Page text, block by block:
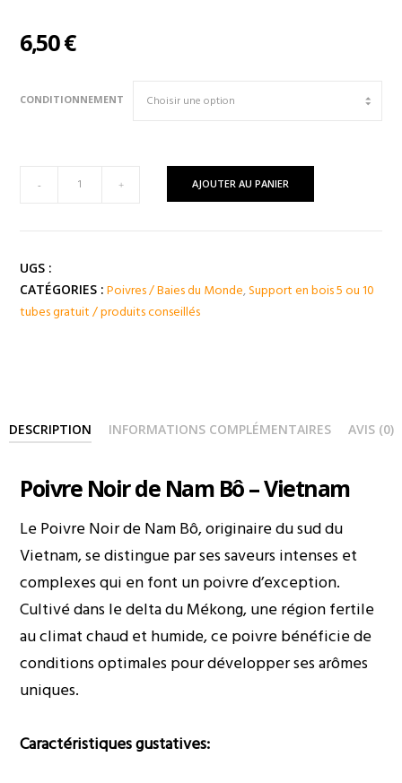
6,50€
CONDITIONNEMENT
de
Nam
Bô
- + AJOUTER AU PANIER
UGS :
CATÉGORIES : Poivres / Baies du Monde,Support en bois 5 ou 10
tubes gratuit / produits conseillés
DESCRIPTION INFORMATIONS COMPLÉMENTAIRES AVIS (0)
Poivre Noir de Nam Bô – Vietnam
Le Poivre Noir de Nam Bô, originaire du sud du
Vietnam, se distingue par ses saveurs intenses et
complexes qui en font un poivre d’exception.
Cultivé dans le delta du Mékong, une région fertile
au climat chaud et humide, ce poivre bénéficie de
conditions optimales pour développer ses arômes
uniques.
Caractéristiques gustatives: